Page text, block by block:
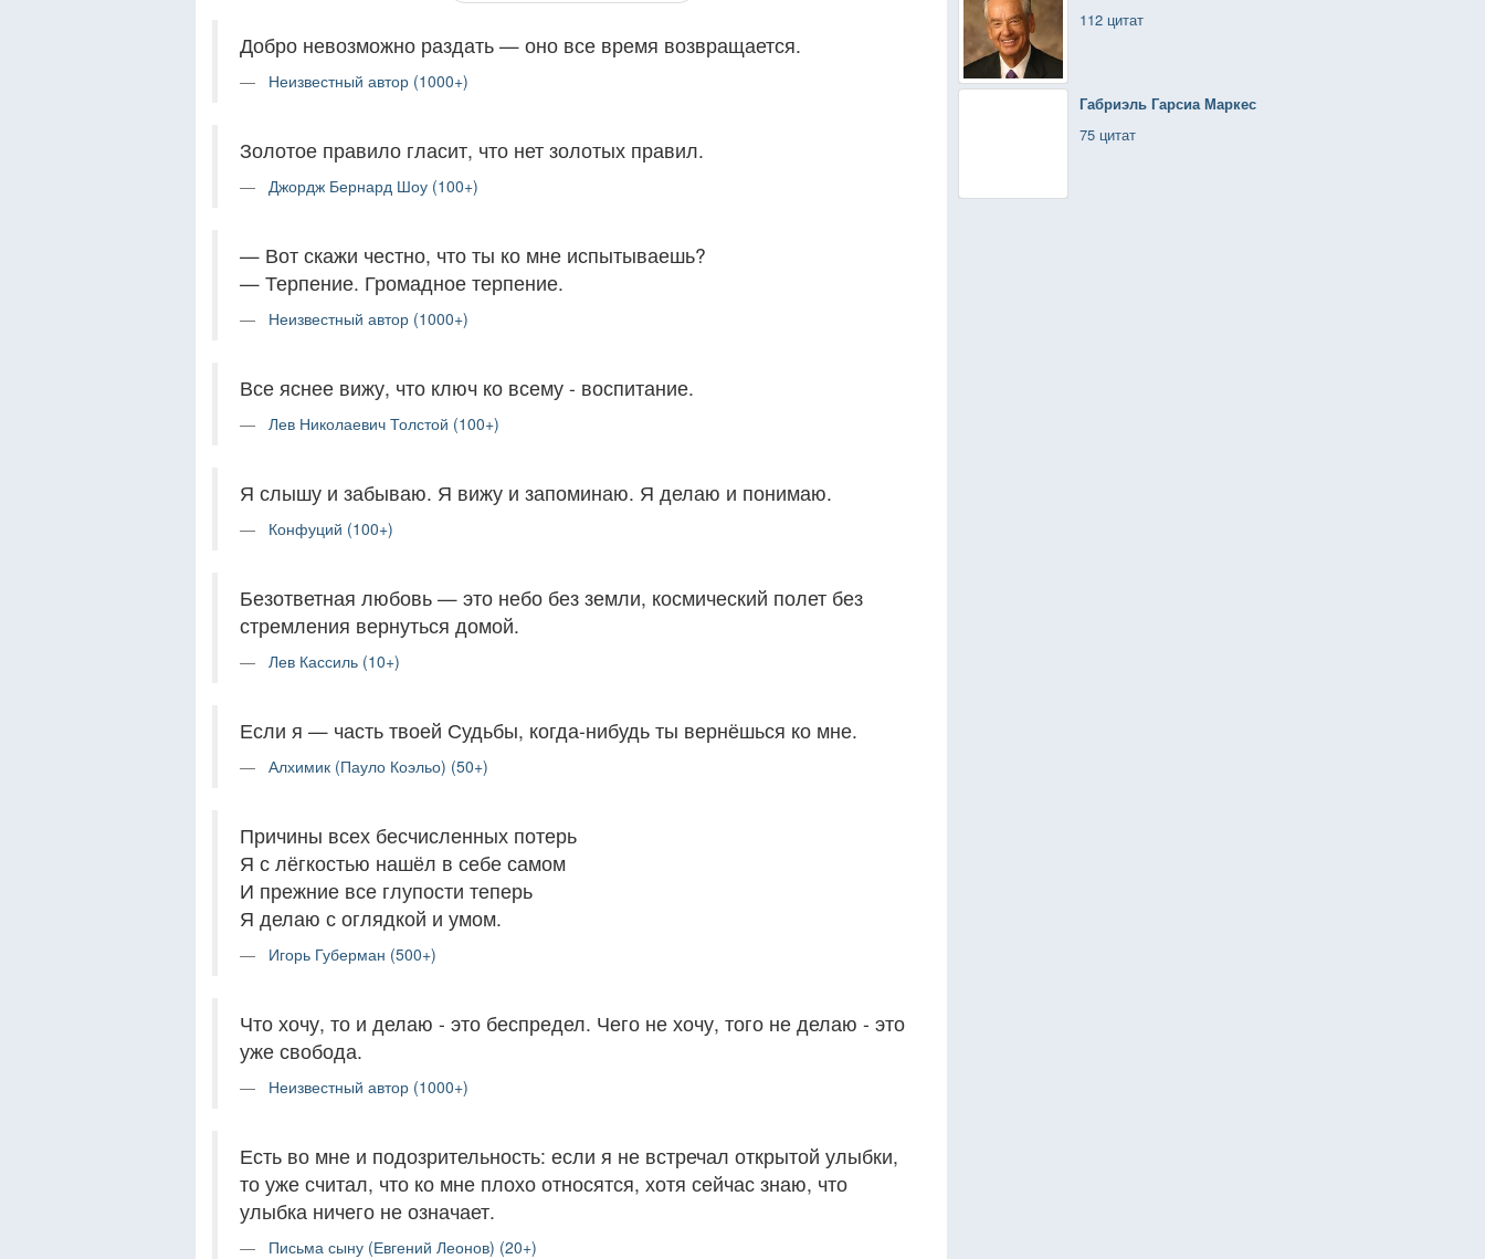
112 цитат
Габриэль Гарсиа Маркес
75 цитат
Добро невозможно раздать — оно все время возвращается.
Неизвестный автор (1000+)
Золотое правило гласит, что нет золотых правил.
Джордж Бернард Шоу (100+)
— Вот скажи честно, что ты ко мне испытываешь?
— Терпение. Громадное терпение.
Неизвестный автор (1000+)
Все яснее вижу, что ключ ко всему - воспитание.
Лев Николаевич Толстой (100+)
Я слышу и забываю. Я вижу и запоминаю. Я делаю и понимаю.
Конфуций (100+)
Безответная любовь — это небо без земли, космический полет без
стремления вернуться домой.
Лев Кассиль (10+)
Если я — часть твоей Судьбы, когда-нибудь ты вернёшься ко мне.
Алхимик (Пауло Коэльо) (50+)
Причины всех бесчисленных потерь
Я с лёгкостью нашёл в себе самом
И прежние все глупости теперь
Я делаю с оглядкой и умом.
Игорь Губерман (500+)
Что хочу, то и делаю - это беспредел. Чего не хочу, того не делаю - это
уже свобода.
Неизвестный автор (1000+)
Есть во мне и подозрительность: если я не встречал открытой улыбки,
то уже считал, что ко мне плохо относятся, хотя сейчас знаю, что
улыбка ничего не означает.
Письма сыну (Евгений Леонов) (20+)